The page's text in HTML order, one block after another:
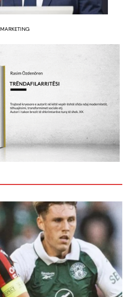
MARKETING